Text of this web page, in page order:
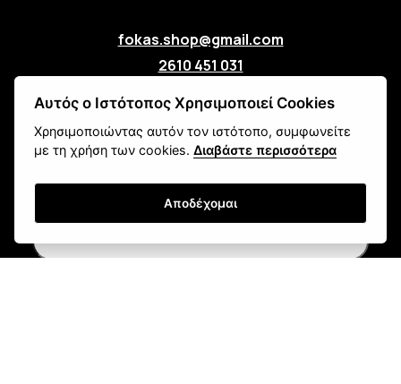
fokas.shop@gmail.com
2610 451 031
Πανεπιστημίου 107, Ζαβλάνι, Πάτρα
Μάθετε για εμάς
Επικοινωνία
Newsletter
Αυτός ο Ιστότοπος Χρησιμοποιεί Cookies
Χρησιμοποιώντας αυτόν τον ιστότοπο, συμφωνείτε
με τη χρήση των cookies.Διαβάστε περισσότερα
Αποδέχομαι